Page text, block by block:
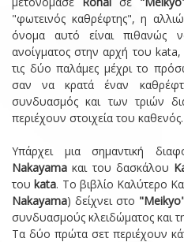
"φωτεινός καθρέφτης", η
όνομα αυτό είναι πιθανώς
ανοίγματος στην αρχή του
τις δύο παλάμες μέχρι το
σαν να κρατά έναν
συνδυασμός και των τριών
περιέχουν στοιχεία του καθενός.
Υπάρχει μια σημαντική
Nakayama και του δασκάλου
τουkata. Το βιβλίο Καλύτερο
Nakayama) δείχνει στο
συνδυασμούς κλειδώματος και
Τα δύο πρώτα σετ περιέχουν